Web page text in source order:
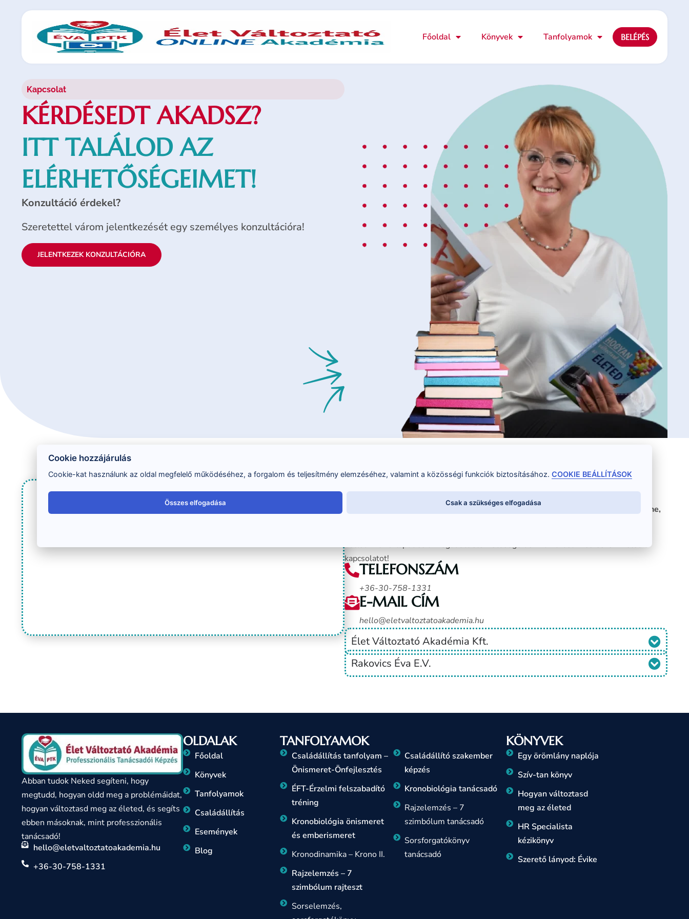
Főoldal Könyvek Tanfolyamok BELÉPÉS
Kapcsolat
KÉRDÉSEDT AKADSZ?
ITT TALÁLOD AZ
ELÉRHETŐSÉGEIMET!
Konzultáció érdekel?
Szeretettel várom jelentkezését egy személyes konzultációra!
JELENTKEZEK KONZULTÁCIÓRA
TÖLTSD KI AZ ŰRLAPOT!
Elakadtál? Nem tudsz választani a tanfolyamok közül, vagy nem vagy biztos benne,
Töltsd ki az űrlapot és a megadott elérhetőségeiden hamarosan felveszem veled a
kapcsolatot!
TELEFONSZÁM
+36-30-758-1331
E-MAIL CÍM
hello@eletvaltoztatoakademia.hu
Élet Változtató Akadémia Kft.
Rakovics Éva E.V.
Abban tudok Neked segíteni, hogy
megtudd, hogyan oldd meg a problémáidat,
hogyan változtasd meg az életed, és segíts
ebben másoknak, mint professzionális
tanácsadó!
hello@eletvaltoztatoakademia.hu
+36-30-758-1331
OLDALAK
Főoldal
Könyvek
Tanfolyamok
Családállítás
Események
Blog
TANFOLYAMOK
Családállítás tanfolyam –
Önismeret-Önfejlesztés
ÉFT-Érzelmi felszabadító
tréning
Kronobiológia önismeret
és emberismeret
Kronodinamika – Krono II.
Rajzelemzés – 7
szimbólum rajteszt
Sorselemzés,
Családállító szakember
képzés
Kronobiológia tanácsadó
Rajzelemzés – 7
szimbólum tanácsadó
Sorsforgatókönyv
tanácsadó
KÖNYVEK
Egy örömlány naplója
Szív-tan könyv
Hogyan változtasd
meg az életed
HR Specialista
kézikönyv
Szerető lányod: Évike
Cookie hozzájárulás
Cookie-kat használunk az oldal megfelelő működéséhez, a forgalom és teljesítmény elemzéséhez, valamint a közösségi funkciók biztosításához.COOKIE BEÁLLÍTÁSOK
Összes elfogadása Csak a szükséges elfogadása